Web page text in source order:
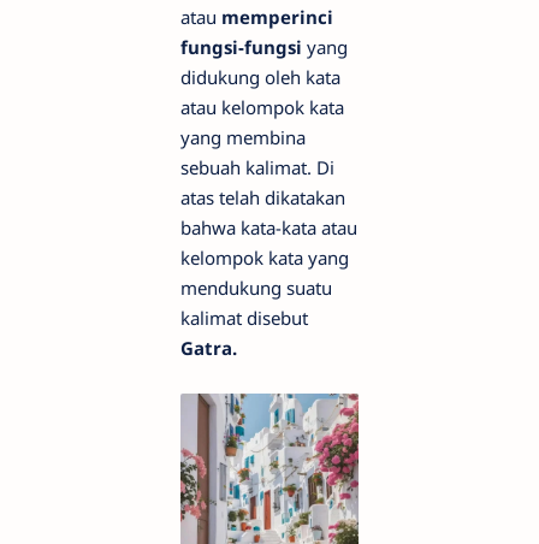
atau memperinci
fungsi-fungsi yang
didukung oleh kata
atau kelompok kata
yang membina
sebuah kalimat. Di
atas telah dikatakan
bahwa kata-kata atau
kelompok kata yang
mendukung suatu
kalimat disebut
Gatra.